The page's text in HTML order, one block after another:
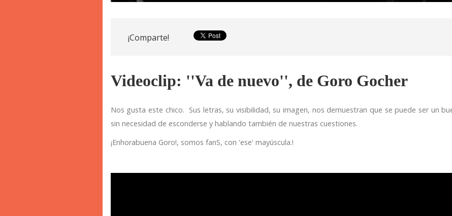
¡Comparte!
Videoclip: ''Va de nuevo'', de Goro Gocher
Nos gusta este chico. Sus letras, su visibilidad, su imagen, nos demuestran que se puede ser un
sin necesidad de esconderse y hablando también de nuestras cuestiones.
¡Enhorabuena Goro!, somos fanS, con 'ese' mayúscula.!